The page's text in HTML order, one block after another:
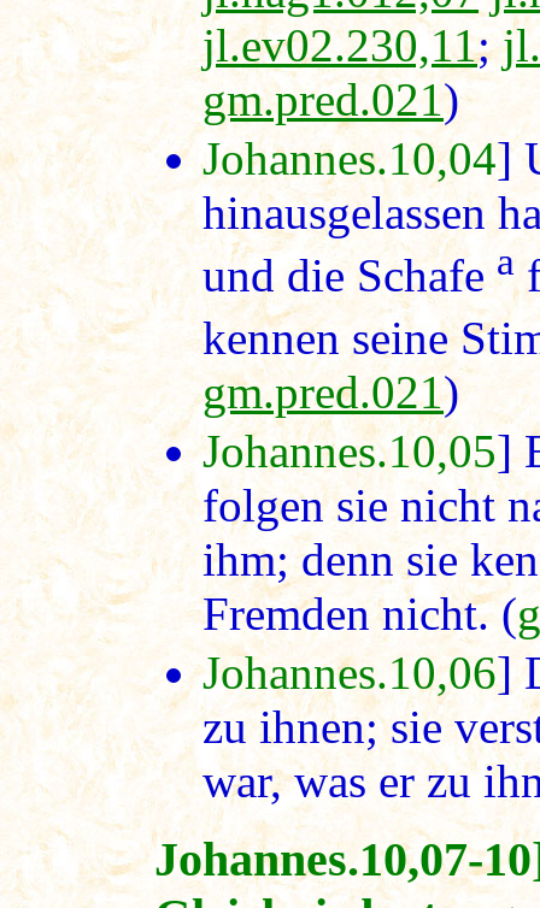
jl.ev02.230,11;
gm.pred.021)
Johannes.10,04]
hinausgelassen
und die Schafe a
kennen seine
gm.pred.021)
Johannes.10,05]
folgen sie nicht
ihm; denn sie
Fremden nicht. (
Johannes.10,06]
zu ihnen; sie
war, was er zu
Johannes.10,07-